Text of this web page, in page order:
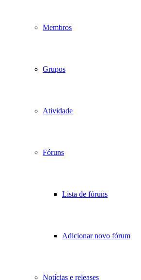
Membros
Grupos
Atividade
Fóruns
Lista de fóruns
Adicionar novo fórum
Notícias e releases